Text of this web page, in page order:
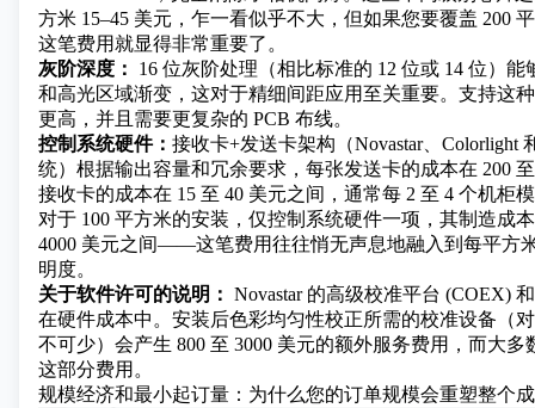
方米 15–45 美元，乍一看似乎不大，但如果您要覆盖 200
这笔费用就显得非常重要了。
灰阶深度：
16 位灰阶处理（相比标准的 12 位或 14 位）
和高光区域渐变，这对于精细间距应用至关重要。支持这
更高，并且需要更复杂的 PCB 布线。
控制系统硬件： 接收卡+发送卡架构（Novastar、Colorlight
统）根据输出容量和冗余要求，每张发送卡的成本在 200
接收卡的成本在 15 至 40 美元之间，通常每 2 至 4 个机柜
对于 100 平方米的安装，仅控制系统硬件一项，其制造成
4000 美元之间——这笔费用往往悄无声息地融入到每平方
明度。
关于软件许可的说明： Novastar 的高级校准平台 (COEX)
在硬件成本中。安装后色彩均匀性校正所需的校准设备（
不可少）会产生 800 至 3000 美元的额外服务费用，而大
这部分费用。
规模经济和最小起订量：为什么您的订单规模会重塑整个